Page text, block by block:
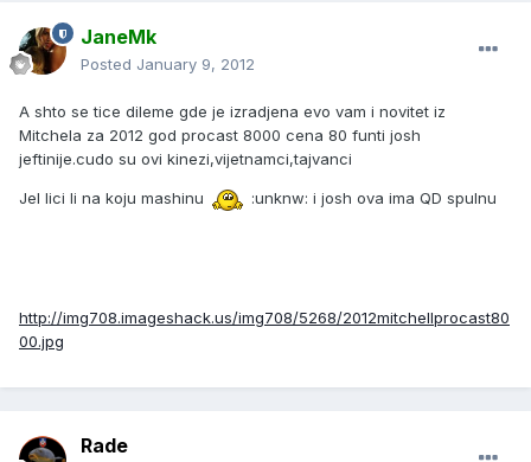
JaneMk
Posted January 9, 2012
A shto se tice dileme gde je izradjena evo vam i novitet iz
Mitchela za 2012 god procast 8000 cena 80 funti josh
jeftinije.cudo su ovi kinezi,vijetnamci,tajvanci
Jel lici li na koju mashinu :unknw: i josh ova ima QD spulnu
http://img708.imageshack.us/img708/5268/2012mitchellprocast80
00.jpg
Rade